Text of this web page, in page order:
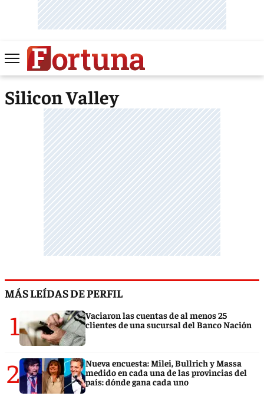
Silicon Valley
MÁS LEÍDAS DE PERFIL
1
Vaciaron las cuentas de al menos 25
clientes de una sucursal del Banco Nación
2
Nueva encuesta: Milei, Bullrich y Massa
medido en cada una de las provincias del
país: dónde gana cada uno